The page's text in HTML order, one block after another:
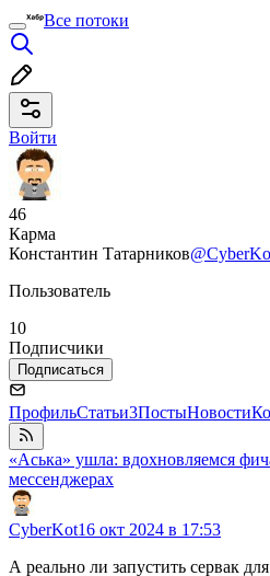
Все потоки
Войти
46
Карма
Константин Татарников
Пользователь
10
Подписчики
Подписаться
ПрофильСтатьи3ПостыНовости
«Аська» ушла: вдохновляемся
мессенджерах
CyberKot16 окт 2024 в 17:53
А реально ли запустить сервак